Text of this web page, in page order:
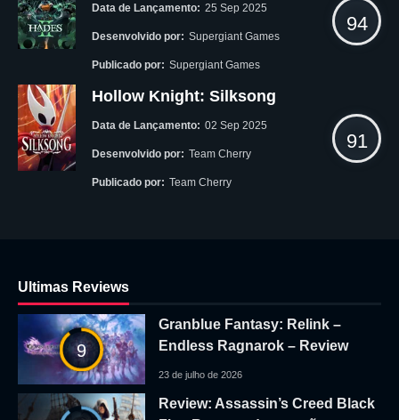
Data de Lançamento: 25 Sep 2025
Desenvolvido por: Supergiant Games
Publicado por: Supergiant Games
94
Hollow Knight: Silksong
Data de Lançamento: 02 Sep 2025
Desenvolvido por: Team Cherry
Publicado por: Team Cherry
91
Ultimas Reviews
9
Granblue Fantasy: Relink –
Endless Ragnarok – Review
23 de julho de 2026
Review: Assassin’s Creed Black